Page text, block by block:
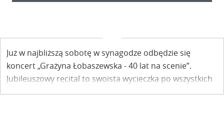
Już w najbliższą sobotę w synagodze odbędzie się
koncert „Grażyna Łobaszewska - 40 lat na scenie”.
Jubileuszowy recital to swoista wycieczka po wszystkich
płytach artystki.